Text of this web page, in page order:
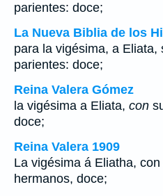
parientes: doce;
La Nueva Biblia de los
para la vigésima, a Eliata,
parientes: doce;
Reina Valera Gómez
la vigésima a Eliata, con
doce;
Reina Valera 1909
La vigésima á Eliatha,
hermanos, doce;